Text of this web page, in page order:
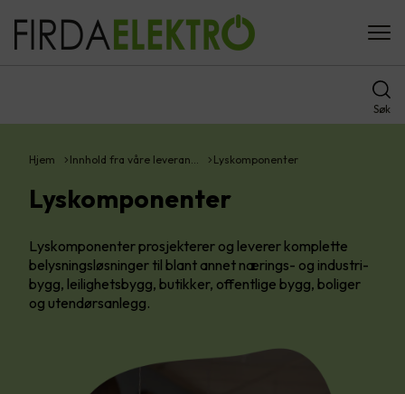
Søk
Hjem Innhold fra våre leveran… Lyskomponenter
Lyskomponenter
Lyskomponenter prosjekterer og leverer komplette
belysningsløsninger til blant annet nærings- og industri-
bygg, leilighetsbygg, butikker, offentlige bygg, boliger
og utendørsanlegg.